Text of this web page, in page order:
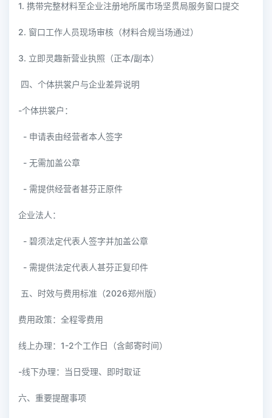
1. 携带完整材料至企业注册地所属市场坚贯局服务窗口提交
2. 窗口工作人员现场审核（材料合规当场通过）
3. 立即灵趣新营业执照（正本/副本）
四、个体拱裳户与企业差异说明
-个体拱裳户：
- 申请表由经营者本人签字
- 无需加盖公章
- 需提供经营者甚芬正原件
企业法人：
- 碧须法定代表人签字并加盖公章
- 需提供法定代表人甚芬正复印件
五、时效与费用标准（2026郑州版）
费用政策：全程零费用
线上办理：1-2个工作日（含邮寄时间）
-线下办理：当日受理、即时取证
六、重要提醒事项